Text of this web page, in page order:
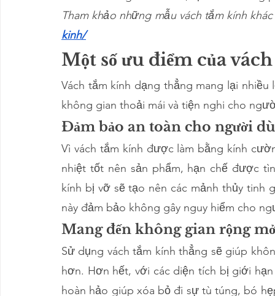
Tham khảo những mẫu vách tắm kính
kinh/
Một số ưu điểm của
Vách tắm kính dạng thẳng mang lại
không gian thoải mái và tiện nghi cho
Đảm bảo an toàn cho người
Vì vách tắm kính được làm bằng kính
nhiệt tốt nên sản phẩm, hạn chế được
kính bị vỡ sẽ tạo nên các mảnh thủy
này đảm bảo không gây nguy hiểm cho
Mang đến không gian rộng
Sử dụng vách tắm kính thẳng sẽ giúp
hơn. Hơn hết, với các diện tích bị giới
hoàn hảo giúp xóa bỏ đi sự tù túng, bó